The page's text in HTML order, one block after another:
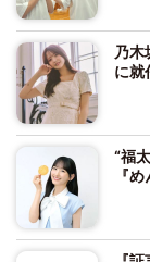
乃
に就
“福
『